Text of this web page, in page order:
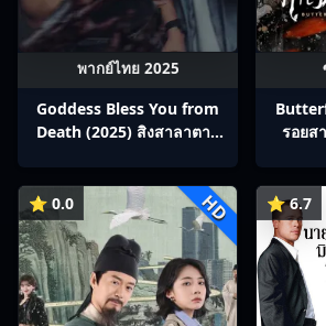
พากย์ไทย 2025
Goddess Bless You from
Death (2025) สิงสาลาตาย
รอยส
⭐ 0.0 HD ⭐ 6.7